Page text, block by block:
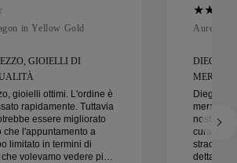
in Yellow Gold
GIOIELLI DI
gioielli ottimi. L'ordine è
rapidamente. Tuttavia
essere migliorato
che l'appuntamento a
limitato in termini di
volevamo vedere più
Aurelle in
DIEGO È
Diego è
nostre
cura e la
dettaglio